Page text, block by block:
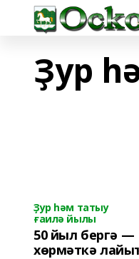
Ҙур
Ҙур һәм татыу
ғаилә йылы
50 йыл бергә —
хөрмәткә